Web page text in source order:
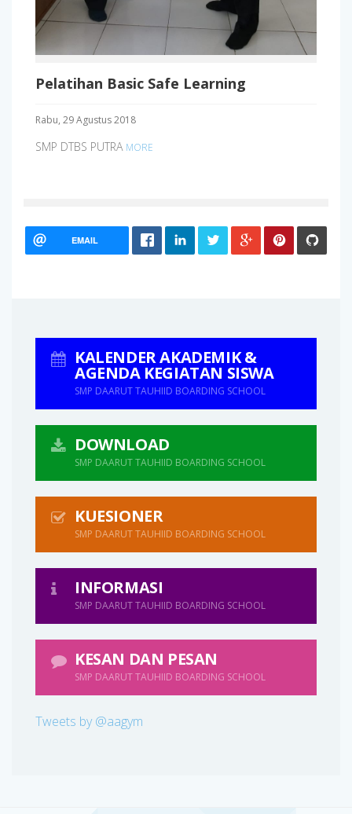
Pelatihan Basic Safe Learning
Rabu, 29 Agustus 2018
SMP DTBS PUTRA MORE
EMAIL
KALENDER AKADEMIK &
AGENDA KEGIATAN SISWA
SMP DAARUT TAUHIID BOARDING SCHOOL
DOWNLOAD
SMP DAARUT TAUHIID BOARDING SCHOOL
KUESIONER
SMP DAARUT TAUHIID BOARDING SCHOOL
INFORMASI
SMP DAARUT TAUHIID BOARDING SCHOOL
KESAN DAN PESAN
SMP DAARUT TAUHIID BOARDING SCHOOL
Tweets by @aagym